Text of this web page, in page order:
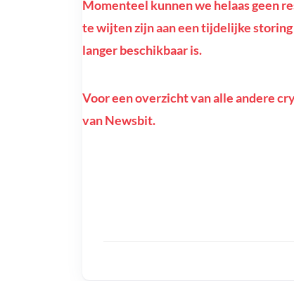
Momenteel kunnen we helaas geen
te wijten zijn aan een tijdelijke
langer beschikbaar is.
Voor een overzicht van alle andere
van Newsbit.